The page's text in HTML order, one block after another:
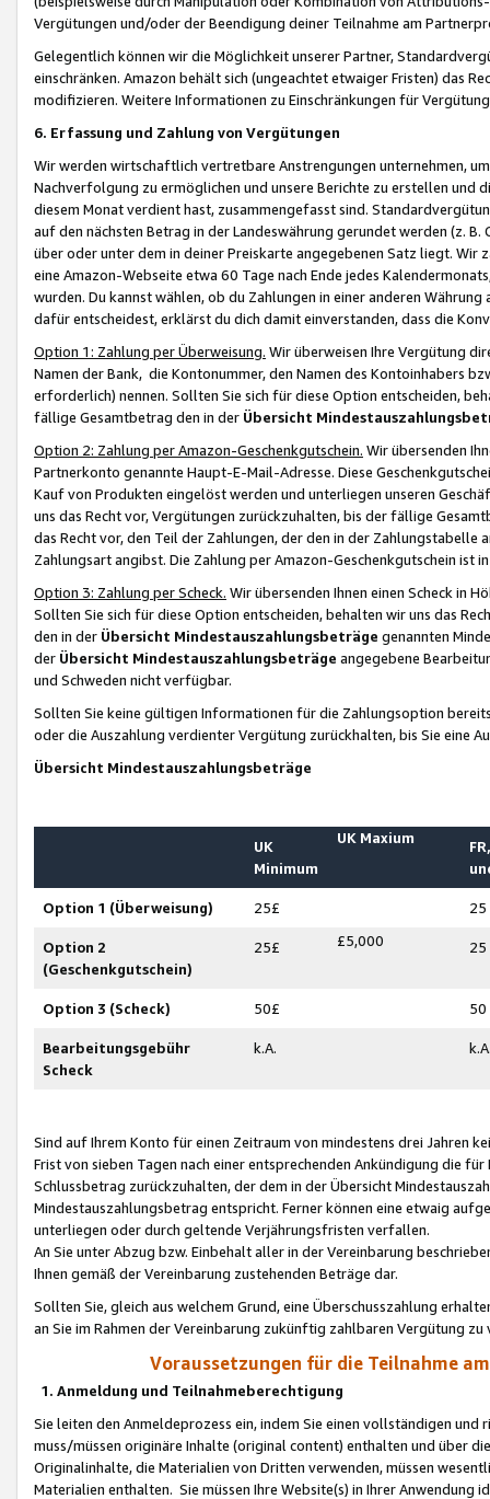
Vergütungen und/oder der Beendigung deiner Teilnahme am
Gelegentlich können wir die Möglichkeit unserer Partner,
einschränken. Amazon behält sich (ungeachtet etwaiger Fristen) das
modifizieren. Weitere Informationen zu Einschränkungen für
6. Erfassung und Zahlung von Vergütungen
Wir werden wirtschaftlich vertretbare Anstrengungen unternehmen,
Nachverfolgung zu ermöglichen und unsere Berichte zu erstellen und
diesem Monat verdient hast, zusammengefasst sind.
auf den nächsten Betrag in der Landeswährung gerundet werden (z.
über oder unter dem in deiner Preiskarte angegebenen Satz liegt.
eine Amazon-Webseite etwa 60 Tage nach Ende jedes
wurden. Du kannst wählen, ob du Zahlungen in einer anderen
dafür entscheidest, erklärst du dich damit einverstanden, dass die
Option 1: Zahlung per Überweisung. Wir überweisen Ihre Vergütung
Namen der Bank, die Kontonummer, den Namen des Kontoinhabers
erforderlich) nennen. Sollten Sie sich für diese Option entscheiden,
fällige Gesamtbetrag den in der Übersicht
Option 2: Zahlung per Amazon-Geschenkgutschein. Wir übersenden
Partnerkonto genannte Haupt-E-Mail-Adresse. Diese
Kauf von Produkten eingelöst werden und unterliegen unseren
uns das Recht vor, Vergütungen zurückzuhalten, bis der fällige
das Recht vor, den Teil der Zahlungen, der den in der
Zahlungsart angibst. Die Zahlung per Amazon-Geschenkgutschein ist
Option 3: Zahlung per Scheck. Wir übersenden Ihnen einen Scheck in
Sollten Sie sich für diese Option entscheiden, behalten wir uns das
den in der Übersicht Mindestauszahlungsbeträge genannten
der Übersicht Mindestauszahlungsbeträge angegebene
und Schweden nicht verfügbar.
Sollten Sie keine gültigen Informationen für die Zahlungsoption
oder die Auszahlung verdienter Vergütung zurückhalten, bis Sie
Übersicht Mindestauszahlungsbeträge
UK
Minimum
UK Maxium
Option 1 (Überweisung) 25£ 25
Option 2
(Geschenkgutschein)
25£ £5,000 25
Option 3 (Scheck) 50£ 50
Bearbeitungsgebühr
Scheck
k.A.
Sind auf Ihrem Konto für einen Zeitraum von mindestens drei Jahren
Frist von sieben Tagen nach einer entsprechenden Ankündigung die
Schlussbetrag zurückzuhalten, der dem in der Übersicht
Mindestauszahlungsbetrag entspricht. Ferner können eine etwaig
unterliegen oder durch geltende Verjährungsfristen verfallen.
An Sie unter Abzug bzw. Einbehalt aller in der Vereinbarung
Ihnen gemäß der Vereinbarung zustehenden Beträge dar.
Sollten Sie, gleich aus welchem Grund, eine Überschusszahlung
an Sie im Rahmen der Vereinbarung zukünftig zahlbaren Vergütung zu
Voraussetzungen für die Teilnahme
1. Anmeldung und Teilnahmeberechtigung
Sie leiten den Anmeldeprozess ein, indem Sie einen vollständigen
muss/müssen originäre Inhalte (original content) enthalten und über
Originalinhalte, die Materialien von Dritten verwenden, müssen
Materialien enthalten. Sie müssen Ihre Website(s) in Ihrer Anwendung